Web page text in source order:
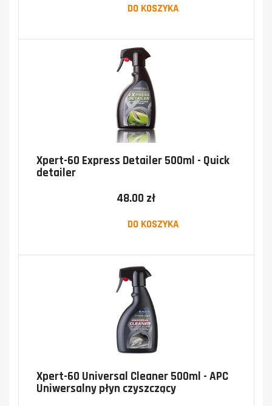
DO KOSZYKA
Xpert-60 Express Detailer 500ml - Quick
detailer
48.00 zł
DO KOSZYKA
Xpert-60 Universal Cleaner 500ml - APC
Uniwersalny płyn czyszczący